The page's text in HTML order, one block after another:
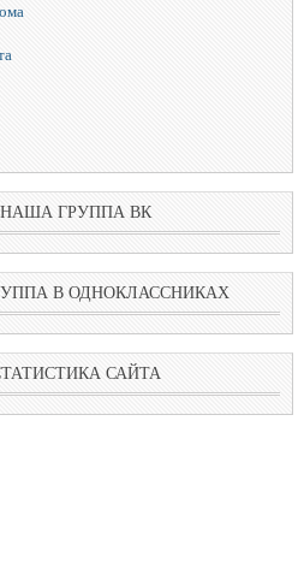
НАША ГРУППА ВК
В ОДНОКЛАССНИКАХ
САЙТА